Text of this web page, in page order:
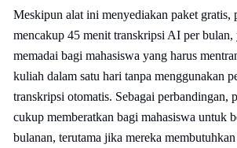
Meskipun alat ini menyediakan paket gratis,
mencakup 45 menit transkripsi AI per bulan,
memadai bagi mahasiswa yang harus
kuliah dalam satu hari tanpa menggunakan
transkripsi otomatis. Sebagai perbandingan,
cukup memberatkan bagi mahasiswa untuk
bulanan, terutama jika mereka